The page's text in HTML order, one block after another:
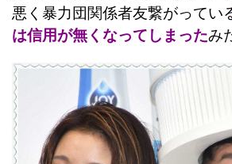
悪く暴力団関係者友繋がってい
は信用が無くなってしまったみ